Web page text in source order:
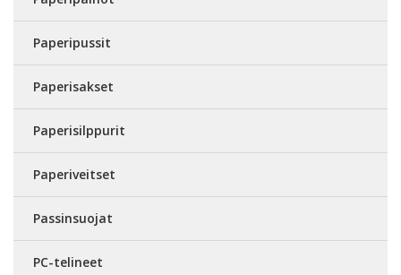
Paperipussit
Paperisakset
Paperisilppurit
Paperiveitset
Passinsuojat
PC-telineet